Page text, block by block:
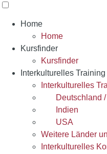
Home
Home
Kursfinder
Kursfinder
Interkulturelles Training
Interkulturelles
Deutschland
Indien
USA
Weitere Länder
Interkulturelles